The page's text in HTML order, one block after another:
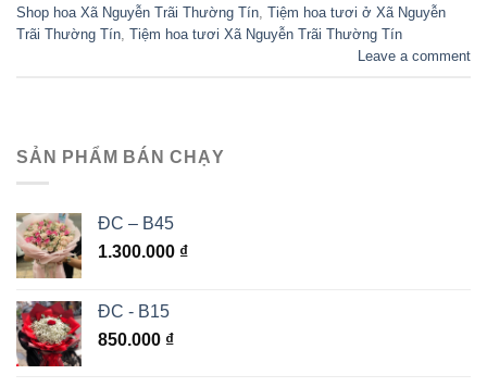
Shop hoa Xã Nguyễn Trãi Thường Tín Tiệm hoa tươi ở Xã Nguyễn
Trãi Thường Tín Tiệm hoa tươi Xã Nguyễn Trãi Thường Tín
Leave a comment
SẢN PHẨM BÁN CHẠY
ĐC – B45
1.300.000 ₫
ĐC - B15
850.000 ₫